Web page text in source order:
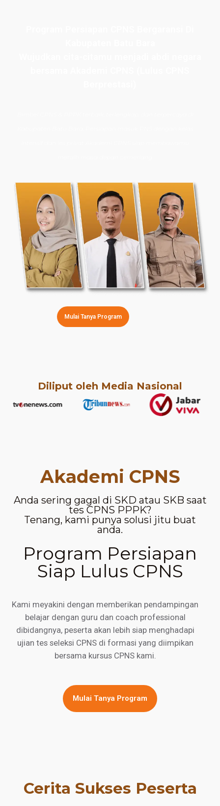
Mulai Tanya Program
Diliput oleh Media Nasional
Akademi CPNS
Anda sering gagal di SKD atau SKB saat
tes CPNS PPPK?
Tenang, kami punya solusi jitu buat
anda.
Program Persiapan
Siap Lulus CPNS
Kami meyakini dengan memberikan pendampingan
belajar dengan guru dan coach professional
dibidangnya, peserta akan lebih siap menghadapi
ujian tes seleksi CPNS di formasi yang diimpikan
bersama kursus CPNS kami.
Mulai Tanya Program
Cerita Sukses Peserta